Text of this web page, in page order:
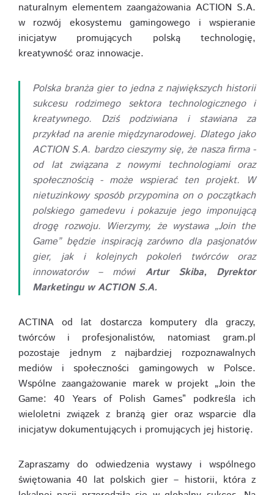
naturalnym elementem zaangażowania ACTION S.A.
w rozwój ekosystemu gamingowego i wspieranie
inicjatyw promujących polską technologię,
kreatywność oraz innowacje.
Polska branża gier to jedna z największych historii
sukcesu rodzimego sektora technologicznego i
kreatywnego. Dziś podziwiana i stawiana za
przykład na arenie międzynarodowej. Dlatego jako
ACTION S.A. bardzo cieszymy się, że nasza firma -
od lat związana z nowymi technologiami oraz
społecznością - może wspierać ten projekt. W
nietuzinkowy sposób przypomina on o początkach
polskiego gamedevu i pokazuje jego imponującą
drogę rozwoju. Wierzymy, że wystawa „Join the
Game” będzie inspiracją zarówno dla pasjonatów
gier, jak i kolejnych pokoleń twórców oraz
innowatorów – mówi Artur Skiba, Dyrektor
Marketingu w ACTION S.A.
ACTINA od lat dostarcza komputery dla graczy,
twórców i profesjonalistów, natomiast gram.pl
pozostaje jednym z najbardziej rozpoznawalnych
mediów i społeczności gamingowych w Polsce.
Wspólne zaangażowanie marek w projekt „Join the
Game: 40 Years of Polish Games” podkreśla ich
wieloletni związek z branżą gier oraz wsparcie dla
inicjatyw dokumentujących i promujących jej historię.
Zapraszamy do odwiedzenia wystawy i wspólnego
świętowania 40 lat polskich gier – historii, która z